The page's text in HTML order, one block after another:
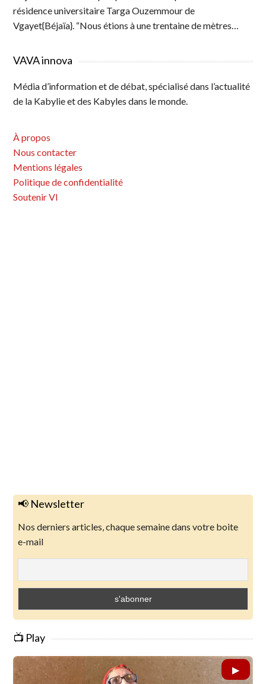
résidence universitaire Targa Ouzemmour de
Vgayet{Béjaïa}. “Nous étions à une trentaine de mètres…
VAVA innova
Média d’information et de débat, spécialisé dans l’actualité
de la Kabylie et des Kabyles dans le monde.
À propos
Nous contacter
Mentions légales
Politique de confidentialité
Soutenir VI
📢 Newsletter
Nos derniers articles, chaque semaine dans votre boite
e-mail
📺 Play